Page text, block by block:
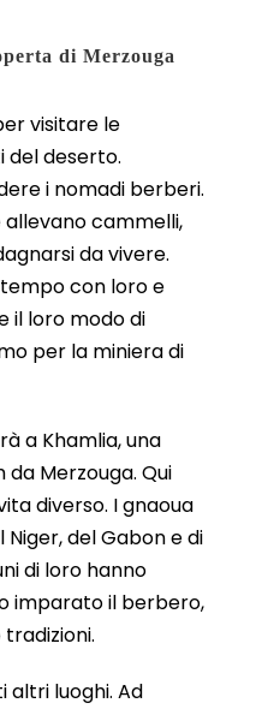
di Merzouga
visitare le
del deserto.
i nomadi berberi.
cammelli,
da vivere.
con loro e
il loro modo di
per la miniera di
a Khamlia, una
Merzouga. Qui
diverso. I gnaoua
Niger, del Gabon e di
di loro hanno
imparato il berbero,
altri luoghi. Ad